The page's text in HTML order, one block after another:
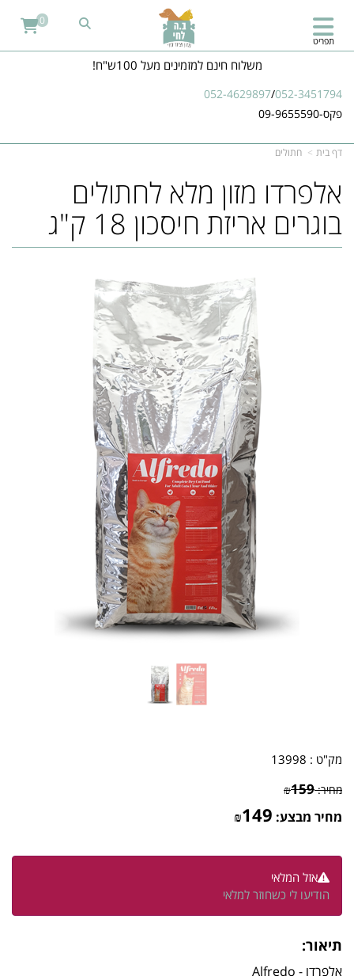
משלוח חינם למזמינים מעל 100ש"ח!
052-4629897/052-3451794
פקס-09-9655590
תפריט
0
דף בית חתולים
אלפרדו מזון מלא לחתולים
בוגרים אריזת חיסכון 18 ק"ג
מק"ט : 13998
מחיר: ₪159
מחיר מבצע: ₪149
אזל המלאי
הודיעו לי כשחוזר למלאי
תיאור:
אלפרדו - Alfredo